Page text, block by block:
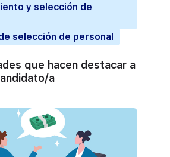
y selección de
selección de personal
que hacen destacar a
a